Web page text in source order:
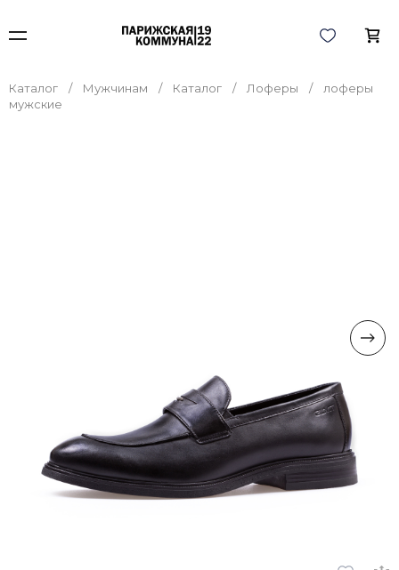
Каталог Мужчинам Каталог Лоферы
лоферы
мужские